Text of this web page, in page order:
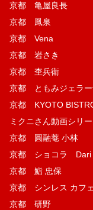
京都 亀屋良長
京都 鳳泉
京都 Vena
京都 岩さき
京都 杢兵衛
京都 ともみジェラ
京都 KYOTO
ミクニさん動画シリ
京都 圓融菴 小林
京都 ショコラ Dari
京都 鮨 忠保
京都 シンレス カフェ
京都 研野